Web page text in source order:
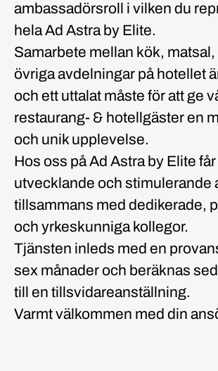
ambassadörsroll i vilken du
hela Ad Astra by Elite.
Samarbete mellan kök, matsal,
övriga avdelningar på hotellet
och ett uttalat måste för att ge
restaurang- & hotellgäster en
och unik upplevelse.
Hos oss på Ad Astra by Elite
utvecklande och stimulerande
tillsammans med dedikerade,
och yrkeskunniga kollegor.
Tjänsten inleds med en
sex månader och beräknas
till en tillsvidareanställning.
Varmt välkommen med din